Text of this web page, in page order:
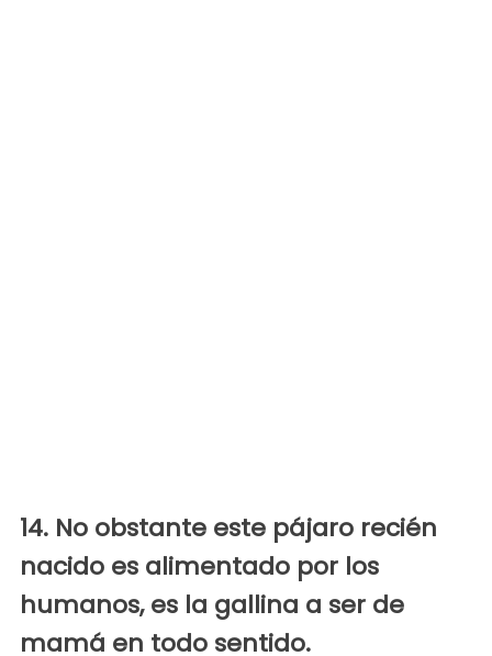
14. No obstante este pájaro recién
nacido es alimentado por los
humanos, es la gallina a ser de
mamá en todo sentido.